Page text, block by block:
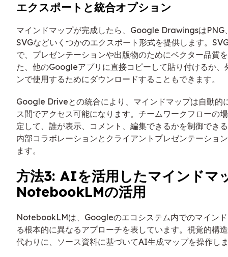
エクスポートと統合オプション
マインドマップが完成したら、Google DrawingsはPNG
SVGなどいくつかのエクスポート形式を提供します。
で、プレゼンテーションや出版物のためにベクター品質
た、他のGoogleアプリに直接コピーして貼り付けるか、
ンで使用するためにダウンロードすることもできます。
Google Driveとの統合により、マインドマップは自動的
ス間でアクセス可能になります。チームワークフローの
定して、誰が表示、コメント、編集できるかを制御でき
内部コラボレーションとクライアントプレゼンテーショ
ます。
方法3: AIを活用したマインドマ
NotebookLMの活用
NotebookLMは、Googleのエコシステム内でのマイン
る根本的に異なるアプローチを表しています。視覚的構
代わりに、ソース資料に基づいてAI生成マップを操作し